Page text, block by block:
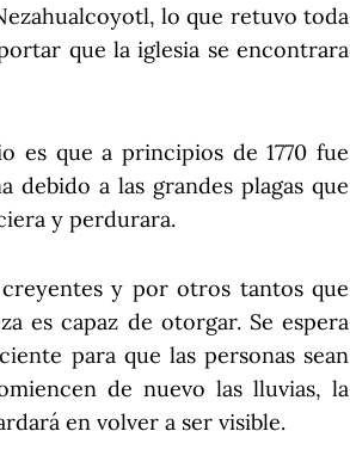
lo que retuvo toda
que la iglesia se encontrara
es que a principios de 1770 fue
debido a las grandes plagas que
y perdurara.
y por otros tantos que
es capaz de otorgar. Se espera
para que las personas sean
de nuevo las lluvias, la
en volver a ser visible.